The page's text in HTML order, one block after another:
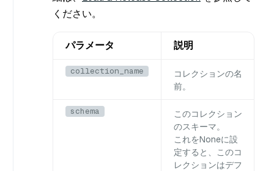
ください。
パラメータ 説明
collection_name
コレクションの名
前。
schema
このコレクション
のスキーマ。
これをNoneに設
定すると、このコ
レクションはデフ